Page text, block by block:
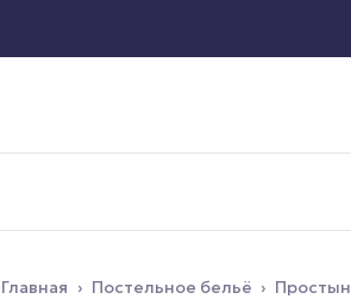
Постельное бельё ›
Главная ›